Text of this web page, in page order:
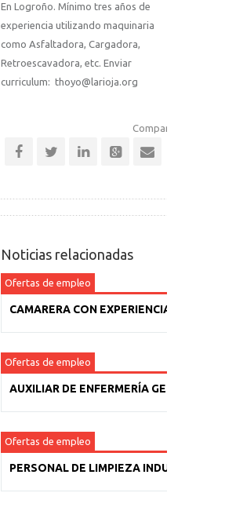
En Logroño. Mínimo tres años de
experiencia utilizando maquinaria
como Asfaltadora, Cargadora,
Retroescavadora, etc. Enviar
curriculum: thoyo@larioja.org
Comparte esta
Noticias relacionadas
Ofertas de empleo
CAMARERA CON EXPERIENCIA
Ofertas de empleo
AUXILIAR DE ENFERMERÍA GERIÁTRICA
Ofertas de empleo
PERSONAL DE LIMPIEZA INDUSTRIAL